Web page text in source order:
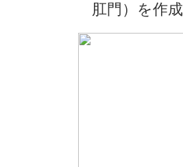
肛門）を作